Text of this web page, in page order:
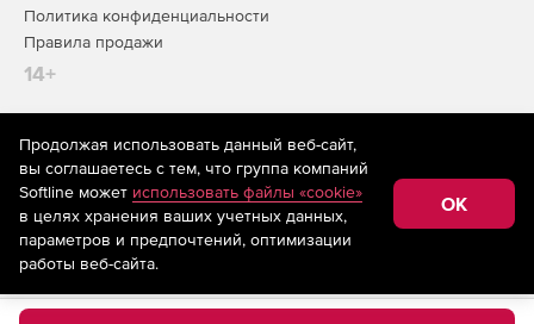
Политика конфиденциальности
Правила продажи
14+
На информационном ресурсе store.softline.ru применяются
рекомендательные технологии(информационные технологии
предоставления информации на основе сбора,
систематизации и анализа сведений, относящихся к
предпочтениям пользователей сети «Интернет»,
находящихся на территории Российской Федерации)
Продолжая использовать данный веб-сайт,
вы соглашаетесь с тем, что группа компаний
Softline может использовать файлы «cookie»
в целях хранения ваших учетных данных,
параметров и предпочтений, оптимизации
работы веб-сайта.
OK